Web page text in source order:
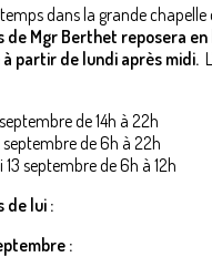
dans la grande
de Mgr Berthet reposera en
à partir de lundi après midi.
de 14h à 22h
septembre de 6h à 22h
13 septembre de 6h à 12h
de lui :
: